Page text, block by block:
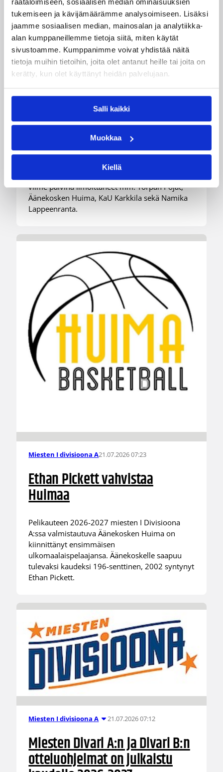
räätälöimiseen, sosiaalisen median ominaisuuksien
tukemiseen ja kävijämäärämme analysoimiseen. Lisäksi
jaamme sosiaalisen median, mainosalan ja analytiikka-
alan kumppaneillemme tietoja siitä, miten käytät
sivustoamme. Kumppanimme voivat yhdistää näitä
tietoja muihin tietoihin, joita olet antanut heille tai joita on
kerätty, kun olet käyttänyt heidän palvelujaan.
Salli kaikki
Muokkaa
Kiellä
Miesten I divisioona A24.07.2026 14:03
Miesten Divari A:ssa koko
joukko pelaajauutisia
Kokoonpanot miesten divisioonakaudelle 2026-
2027 ovat vahvistumassa hyvää vauhtia.
viime päivinä ilmoittaneet mm. Torpan Pojat,
Äänekosken Huima, KaU Karkkila sekä Namika
Lappeenranta.
Miesten I divisioona A21.07.2026 07:23
Ethan Pickett vahvistaa
Huimaa
Pelikauteen 2026-2027 miesten I Divisioona
A:ssa valmistautuva Äänekosken Huima on
kiinnittänyt ensimmäisen
ulkomaalaispelaajansa. Äänekoskelle saapuu
tulevaksi kaudeksi 196-senttinen, 2002 syntynyt
Ethan Pickett.
Miesten I divisioona A 21.07.2026 07:12
Miesten Divari A:n ja Divari B:n
otteluohjelmat on julkaistu